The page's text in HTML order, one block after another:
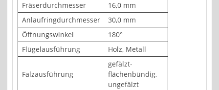
Fräserdurchmesser
16,0 mm
Anlaufringdurchmesser
30,0 mm
Öffnungswinkel
180°
Flügelausführung
Holz, Metall
Falzausführung
gefälzt-
flächenbündig,
ungefälzt